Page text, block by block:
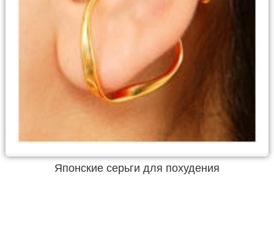
Японские серьги для похудения